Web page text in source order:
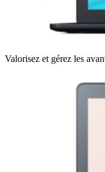
Valorisez et gérez les